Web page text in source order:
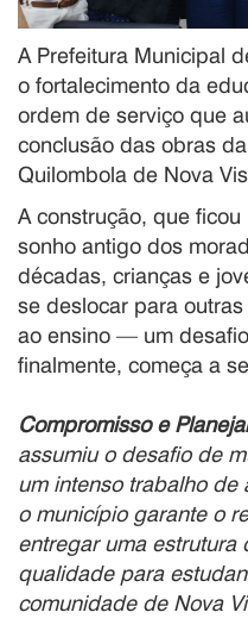
A Prefeitura Municipal
o fortalecimento da
ordem de serviço que
conclusão das obras
Quilombola de Nova
A construção, que
sonho antigo dos
décadas, crianças e
se deslocar para
ao ensino — um
finalmente, começa a
Compromisso e
assumiu o desafio de
um intenso trabalho de
o município garante o
entregar uma
qualidade para
comunidade de Nova